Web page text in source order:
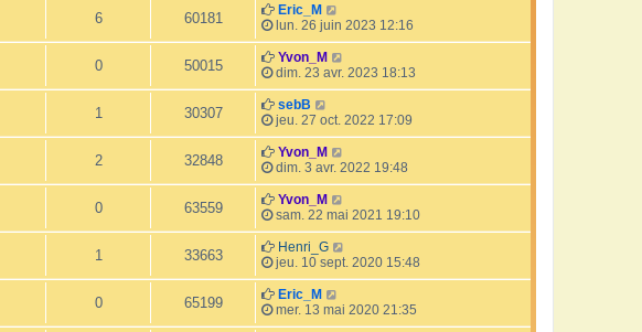
6 60181
Eric_M
lun. 26 juin 2023 12:16
0 50015
Yvon_M
dim. 23 avr. 2023 18:13
1 30307
sebB
jeu. 27 oct. 2022 17:09
2 32848
Yvon_M
dim. 3 avr. 2022 19:48
0 63559
Yvon_M
sam. 22 mai 2021 19:10
1 33663
Henri_G
jeu. 10 sept. 2020 15:48
0 65199
Eric_M
mer. 13 mai 2020 21:35